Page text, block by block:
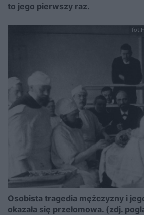
to jego pierwszy raz.
Osobista tragedia mężczyzny i
okazała się przełomowa. (zdj.